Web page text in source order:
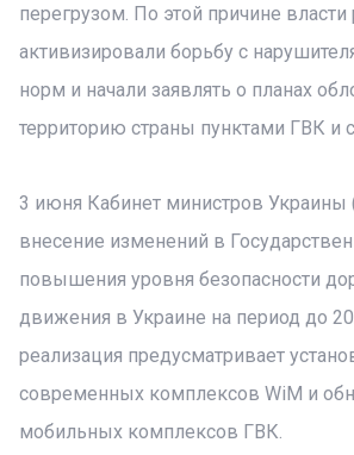
перегрузом. По этой причине власти
активизировали борьбу с
норм и начали заявлять о планах
территорию страны пунктами ГВК и
3 июня Кабинет министров
внесение изменений в
повышения уровня безопасности
движения в Украине на период до
реализация предусматривает
современных комплексов WiM и
мобильных комплексов ГВК.